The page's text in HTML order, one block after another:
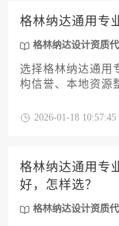
格林纳达通用专
格林纳达设计资质
选择格林纳达通用
构信誉、本地资源
队配置，建议通过
2026-01-18 10:57:45
格林纳达通用专
好，怎样选？
格林纳达设计资质